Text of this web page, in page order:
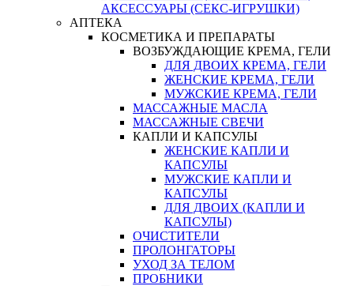
АКСЕССУАРЫ (СЕКС-ИГРУШКИ)
АПТЕКА
КОСМЕТИКА И ПРЕПАРАТЫ
ВОЗБУЖДАЮЩИЕ КРЕМА, ГЕЛИ
ДЛЯ ДВОИХ КРЕМА, ГЕЛИ
ЖЕНСКИЕ КРЕМА, ГЕЛИ
МУЖСКИЕ КРЕМА, ГЕЛИ
МАССАЖНЫЕ МАСЛА
МАССАЖНЫЕ СВЕЧИ
КАПЛИ И КАПСУЛЫ
ЖЕНСКИЕ КАПЛИ И
КАПСУЛЫ
МУЖСКИЕ КАПЛИ И
КАПСУЛЫ
ДЛЯ ДВОИХ (КАПЛИ И
КАПСУЛЫ)
ОЧИСТИТЕЛИ
ПРОЛОНГАТОРЫ
УХОД ЗА ТЕЛОМ
ПРОБНИКИ